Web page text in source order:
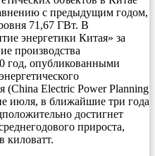
с предыдущим годом,
71,67 ГВт. В
энергетики Китая» за
производства
год, опубликованными
(China Electric Power Planning
июля, в ближайшие три года
достигнет
прироста,
киловатт.